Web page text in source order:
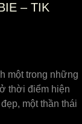
– TIK
một trong những
thời điểm hiện
một thần thái